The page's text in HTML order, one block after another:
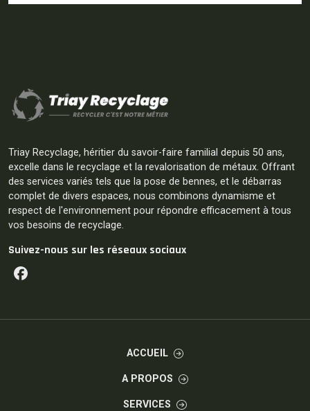
Triay Recyclage, héritier du savoir-faire familial depuis 50 ans,
excelle dans le recyclage et la revalorisation de métaux. Offrant
des services variés tels que la pose de bennes, et le débarras
complet de divers espaces, nous combinons dynamisme et
respect de l'environnement pour répondre efficacement à tous
vos besoins de recyclage.
Suivez-nous sur les réseaux sociaux
Facebook
ACCUEIL
A PROPOS
SERVICES